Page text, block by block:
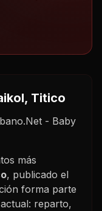
Titico
- Baby
más
, publicado el
forma parte
reparto,